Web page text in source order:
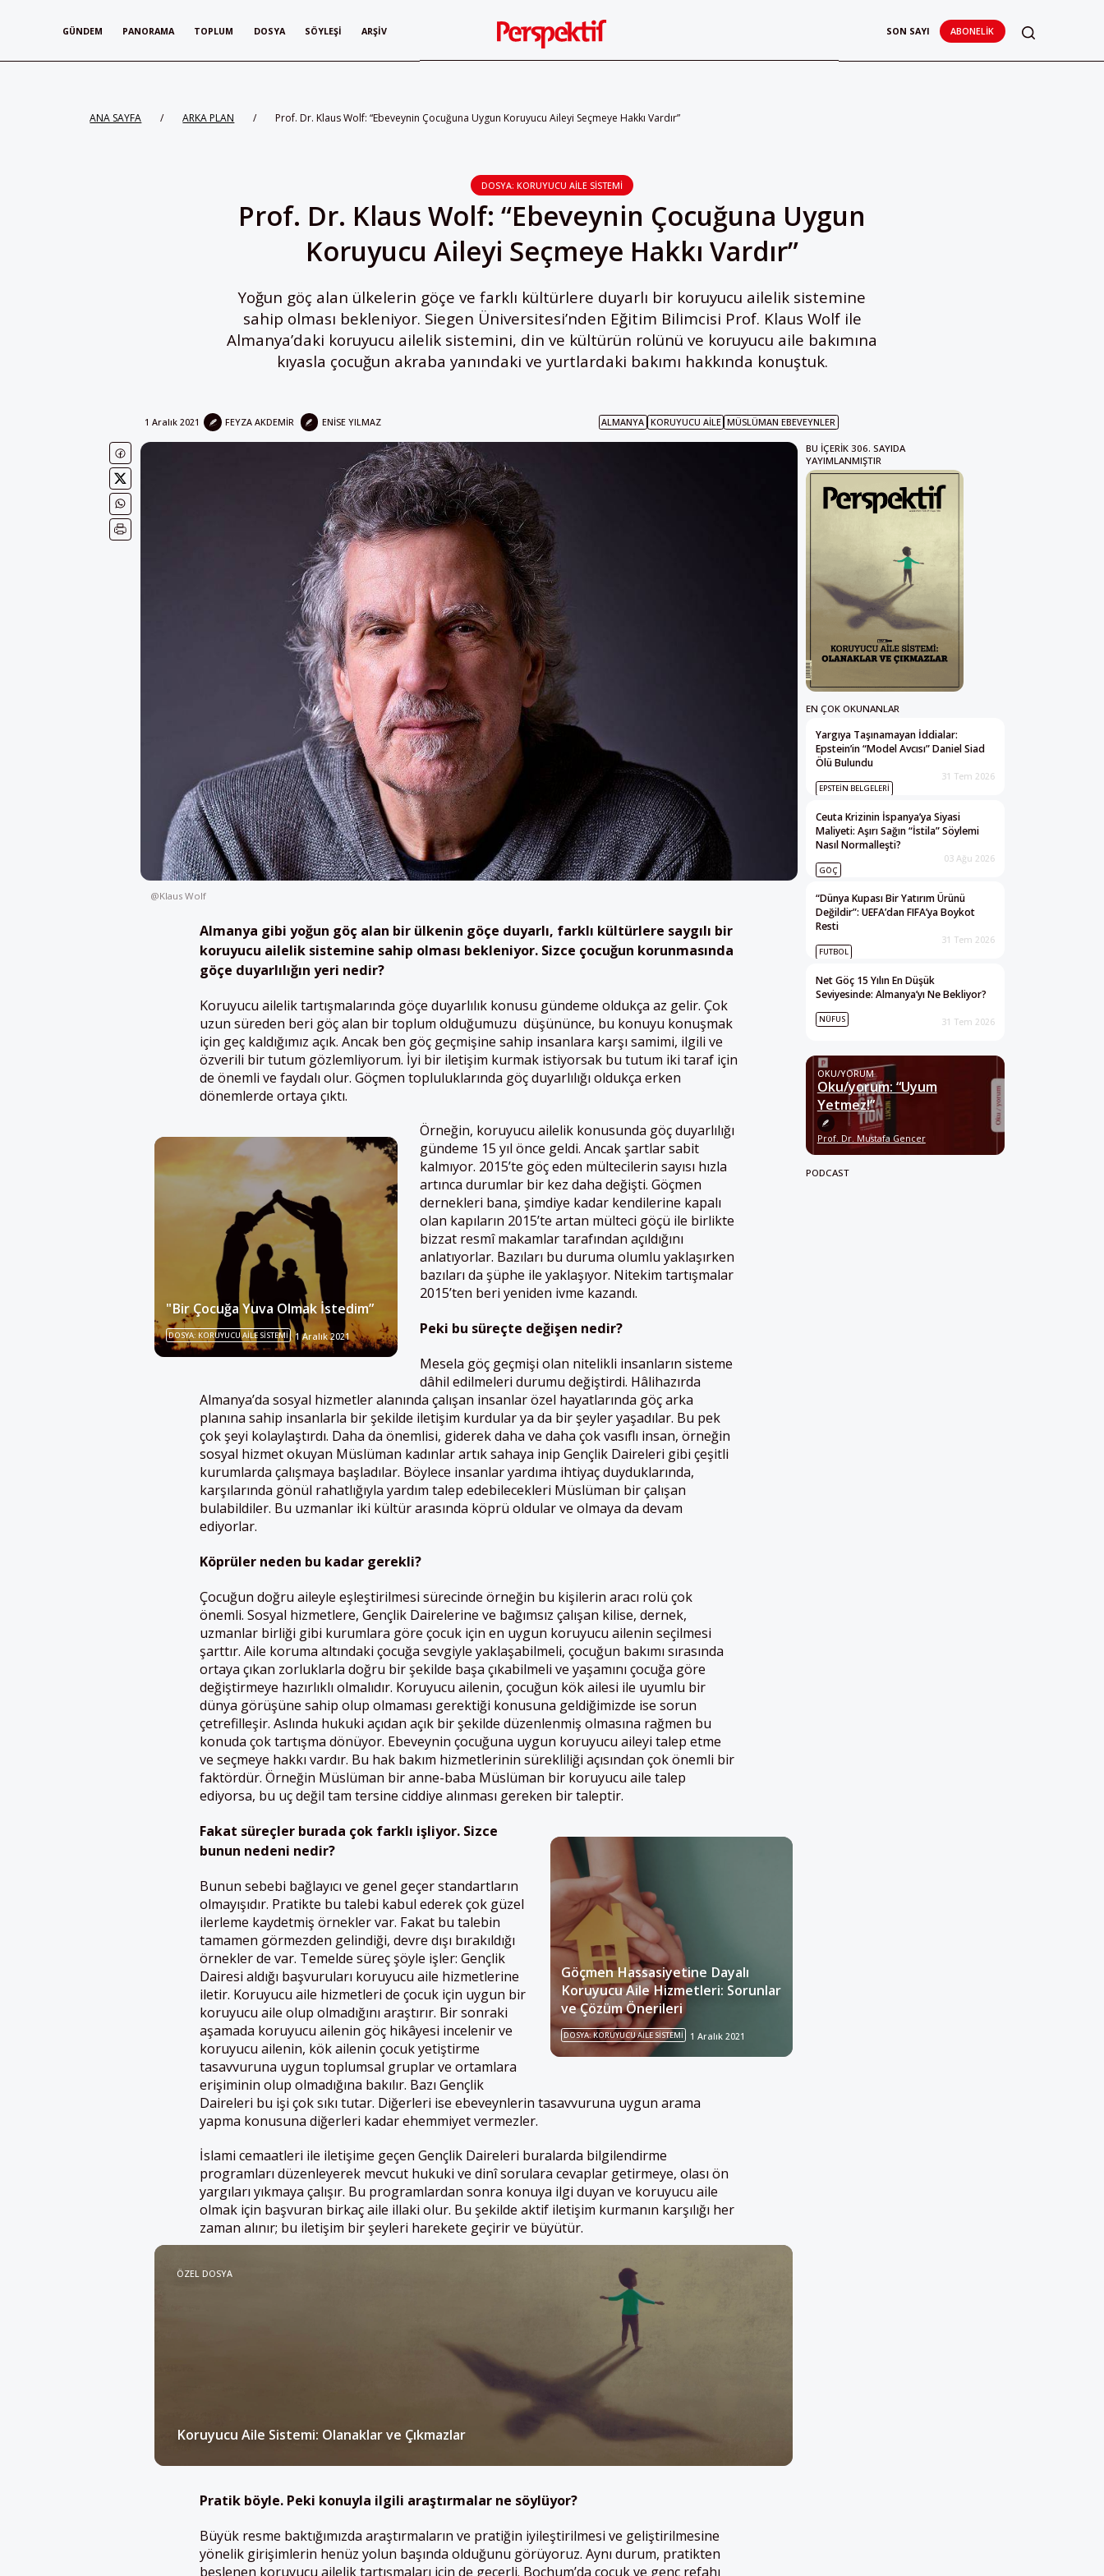
GÜNDEM PANORAMA TOPLUM DOSYA SÖYLEŞI ARŞIV SON SAYI ABONELIK
ANA SAYFA / ARKA PLAN / Prof. Dr. Klaus Wolf: “Ebeveynin Çocuğuna Uygun Koruyucu Aileyi Seçmeye Hakkı Vardır”
DOSYA: KORUYUCU AILE SISTEMI
Prof. Dr. Klaus Wolf: “Ebeveynin Çocuğuna Uygun
Koruyucu Aileyi Seçmeye Hakkı Vardır”
Yoğun göç alan ülkelerin göçe ve farklı kültürlere duyarlı bir koruyucu ailelik sistemine
sahip olması bekleniyor. Siegen Üniversitesi’nden Eğitim Bilimcisi Prof. Klaus Wolf ile
Almanya’daki koruyucu ailelik sistemini, din ve kültürün rolünü ve koruyucu aile bakımına
kıyasla çocuğun akraba yanındaki ve yurtlardaki bakımı hakkında konuştuk.
1 Aralık 2021 FEYZA AKDEMIR ENISE YILMAZ ALMANYA KORUYUCU AILE MÜSLÜMAN EBEVEYNLER
@Klaus Wolf
Almanya gibi yoğun göç alan bir ülkenin göçe duyarlı, farklı kültürlere saygılı bir
koruyucu ailelik sistemine sahip olması bekleniyor. Sizce çocuğun korunmasında
göçe duyarlılığın yeri nedir?
Koruyucu ailelik tartışmalarında göçe duyarlılık konusu gündeme oldukça az gelir. Çok
uzun süreden beri göç alan bir toplum olduğumuzu düşününce, bu konuyu konuşmak
için geç kaldığımız açık. Ancak ben göç geçmişine sahip insanlara karşı samimi, ilgili ve
özverili bir tutum gözlemliyorum. İyi bir iletişim kurmak istiyorsak bu tutum iki taraf için
de önemli ve faydalı olur. Göçmen topluluklarında göç duyarlılığı oldukça erken
dönemlerde ortaya çıktı.
"Bir Çocuğa Yuva Olmak İstedim”
DOSYA: KORUYUCU AILE SISTEMI 1 Aralık 2021
Örneğin, koruyucu ailelik konusunda göç duyarlılığı
gündeme 15 yıl önce geldi. Ancak şartlar sabit
kalmıyor. 2015’te göç eden mültecilerin sayısı hızla
artınca durumlar bir kez daha değişti. Göçmen
dernekleri bana, şimdiye kadar kendilerine kapalı
olan kapıların 2015’te artan mülteci göçü ile birlikte
bizzat resmî makamlar tarafından açıldığını
anlatıyorlar. Bazıları bu duruma olumlu yaklaşırken
bazıları da şüphe ile yaklaşıyor. Nitekim tartışmalar
2015’ten beri yeniden ivme kazandı.
Peki bu süreçte değişen nedir?
Mesela göç geçmişi olan nitelikli insanların sisteme
dâhil edilmeleri durumu değiştirdi. Hâlihazırda
Almanya’da sosyal hizmetler alanında çalışan insanlar özel hayatlarında göç arka
planına sahip insanlarla bir şekilde iletişim kurdular ya da bir şeyler yaşadılar. Bu pek
çok şeyi kolaylaştırdı. Daha da önemlisi, giderek daha ve daha çok vasıflı insan, örneğin
sosyal hizmet okuyan Müslüman kadınlar artık sahaya inip Gençlik Daireleri gibi çeşitli
kurumlarda çalışmaya başladılar. Böylece insanlar yardıma ihtiyaç duyduklarında,
karşılarında gönül rahatlığıyla yardım talep edebilecekleri Müslüman bir çalışan
bulabildiler. Bu uzmanlar iki kültür arasında köprü oldular ve olmaya da devam
ediyorlar.
Köprüler neden bu kadar gerekli?
Çocuğun doğru aileyle eşleştirilmesi sürecinde örneğin bu kişilerin aracı rolü çok
önemli. Sosyal hizmetlere, Gençlik Dairelerine ve bağımsız çalışan kilise, dernek,
uzmanlar birliği gibi kurumlara göre çocuk için en uygun koruyucu ailenin seçilmesi
şarttır. Aile koruma altındaki çocuğa sevgiyle yaklaşabilmeli, çocuğun bakımı sırasında
ortaya çıkan zorluklarla doğru bir şekilde başa çıkabilmeli ve yaşamını çocuğa göre
değiştirmeye hazırlıklı olmalıdır. Koruyucu ailenin, çocuğun kök ailesi ile uyumlu bir
dünya görüşüne sahip olup olmaması gerektiği konusuna geldiğimizde ise sorun
çetrefilleşir. Aslında hukuki açıdan açık bir şekilde düzenlenmiş olmasına rağmen bu
konuda çok tartışma dönüyor. Ebeveynin çocuğuna uygun koruyucu aileyi talep etme
ve seçmeye hakkı vardır. Bu hak bakım hizmetlerinin sürekliliği açısından çok önemli bir
faktördür. Örneğin Müslüman bir anne-baba Müslüman bir koruyucu aile talep
ediyorsa, bu uç değil tam tersine ciddiye alınması gereken bir taleptir.
Göçmen Hassasiyetine Dayalı
Koruyucu Aile Hizmetleri: Sorunlar
ve Çözüm Önerileri
DOSYA: KORUYUCU AILE SISTEMI 1 Aralık 2021
Fakat süreçler burada çok farklı işliyor. Sizce
bunun nedeni nedir?
Bunun sebebi bağlayıcı ve genel geçer standartların
olmayışıdır. Pratikte bu talebi kabul ederek çok güzel
ilerleme kaydetmiş örnekler var. Fakat bu talebin
tamamen görmezden gelindiği, devre dışı bırakıldığı
örnekler de var. Temelde süreç şöyle işler: Gençlik
Dairesi aldığı başvuruları koruyucu aile hizmetlerine
iletir. Koruyucu aile hizmetleri de çocuk için uygun bir
koruyucu aile olup olmadığını araştırır. Bir sonraki
aşamada koruyucu ailenin göç hikâyesi incelenir ve
koruyucu ailenin, kök ailenin çocuk yetiştirme
tasavvuruna uygun toplumsal gruplar ve ortamlara
erişiminin olup olmadığına bakılır. Bazı Gençlik
Daireleri bu işi çok sıkı tutar. Diğerleri ise ebeveynlerin tasavvuruna uygun arama
yapma konusuna diğerleri kadar ehemmiyet vermezler.
İslami cemaatleri ile iletişime geçen Gençlik Daireleri buralarda bilgilendirme
programları düzenleyerek mevcut hukuki ve dinî sorulara cevaplar getirmeye, olası ön
yargıları yıkmaya çalışır. Bu programlardan sonra konuya ilgi duyan ve koruyucu aile
olmak için başvuran birkaç aile illaki olur. Bu şekilde aktif iletişim kurmanın karşılığı her
zaman alınır; bu iletişim bir şeyleri harekete geçirir ve büyütür.
ÖZEL DOSYA
Koruyucu Aile Sistemi: Olanaklar ve Çıkmazlar
Pratik böyle. Peki konuyla ilgili araştırmalar ne söylüyor?
Büyük resme baktığımızda araştırmaların ve pratiğin iyileştirilmesi ve geliştirilmesine
yönelik girişimlerin henüz yolun başında olduğunu görüyoruz. Aynı durum, pratikten
beslenen koruyucu ailelik tartışmaları için de geçerli. Bochum’da çocuk ve genç refahı
BU IÇERIK 306. SAYIDA
YAYIMLANMIŞTIR
EN ÇOK OKUNANLAR
Yargıya Taşınamayan İddialar:
Epstein’in “Model Avcısı” Daniel Siad
Ölü Bulundu
EPSTEIN BELGELERI
31 Tem 2026
Ceuta Krizinin İspanya’ya Siyasi
Maliyeti: Aşırı Sağın “İstila” Söylemi
Nasıl Normalleşti?
GÖÇ
03 Ağu 2026
“Dünya Kupası Bir Yatırım Ürünü
Değildir”: UEFA’dan FIFA’ya Boykot
Resti
FUTBOL
31 Tem 2026
Net Göç 15 Yılın En Düşük
Seviyesinde: Almanya’yı Ne Bekliyor?
NÜFUS 31 Tem 2026
OKU/YORUM
Oku/yorum: “Uyum
Yetmez!”
Prof. Dr. Mustafa Gencer
PODCAST